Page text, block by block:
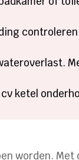
ketel
worden. Met